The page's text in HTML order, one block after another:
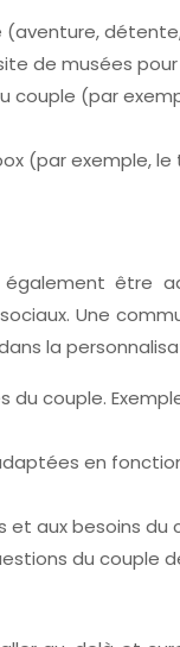
de musées pour
(par
(par exemple,
être
Une
la
couple.
en
aux besoins du
du couple